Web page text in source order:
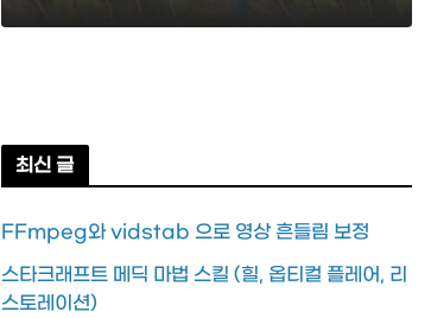
2026년 04월 11일 hig
최신 글
FFmpeg와 vidstab 으로 영상 흔들림 보정
스타크래프트 메딕 마법 스킬 (힐, 옵티컬 플레어, 리
스토레이션)